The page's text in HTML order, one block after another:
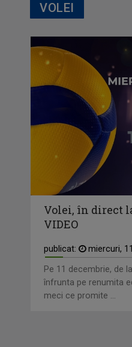
VOLEI
Volei, în direct
VIDEO
publicat:
miercuri,
Pe 11 decembrie, de
înfrunta pe renumita
meci ce promite ...